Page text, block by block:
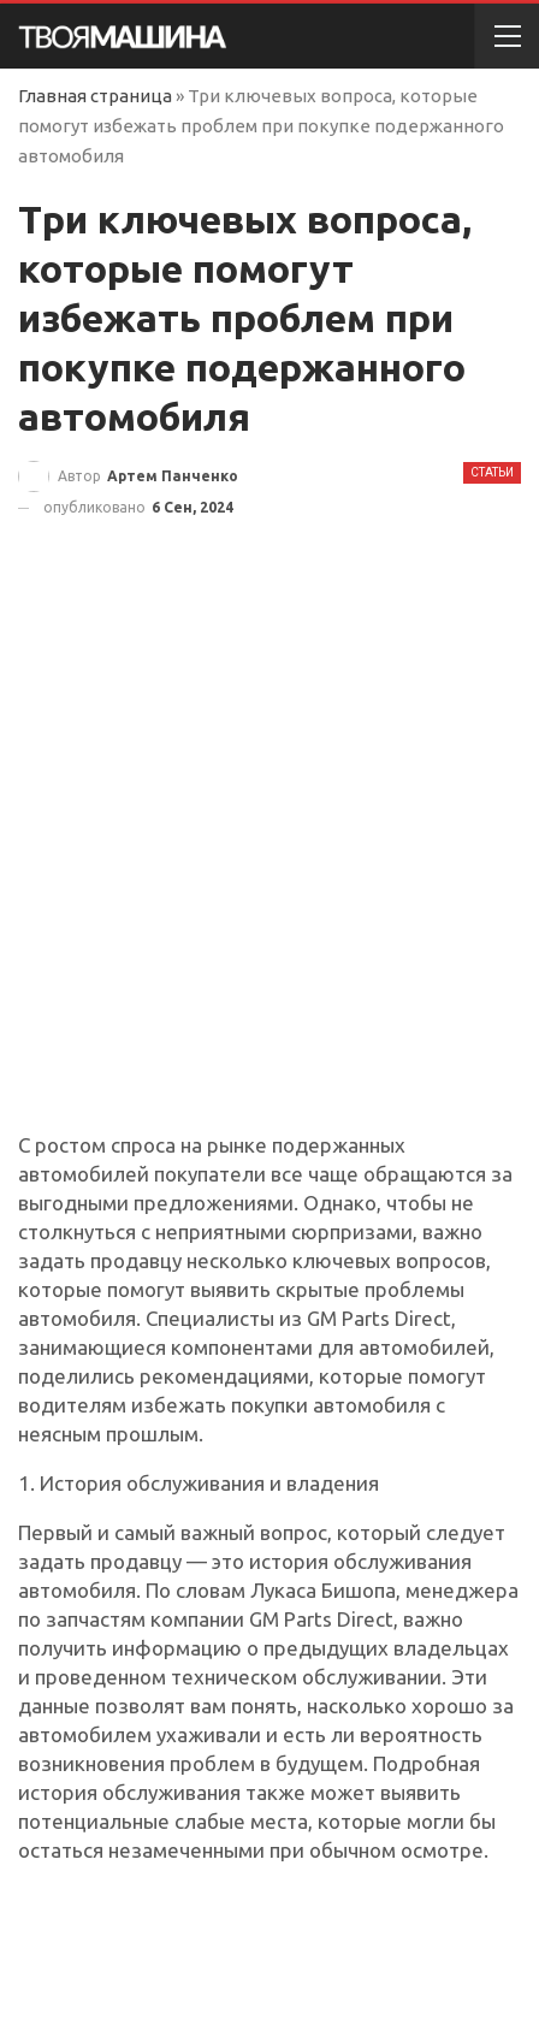
Главная страница » Три ключевых вопроса, которые
помогут избежать проблем при покупке подержанного
автомобиля
Три ключевых вопроса,
которые помогут
избежать проблем при
покупке подержанного
автомобиля
СТАТЬИ
Автор Артем Панченко
опубликовано 6 Сен, 2024
С ростом спроса на рынке подержанных
автомобилей покупатели все чаще обращаются за
выгодными предложениями. Однако, чтобы не
столкнуться с неприятными сюрпризами, важно
задать продавцу несколько ключевых вопросов,
которые помогут выявить скрытые проблемы
автомобиля. Специалисты из GM Parts Direct,
занимающиеся компонентами для автомобилей,
поделились рекомендациями, которые помогут
водителям избежать покупки автомобиля с
неясным прошлым.
1. История обслуживания и владения
Первый и самый важный вопрос, который следует
задать продавцу — это история обслуживания
автомобиля. По словам Лукаса Бишопа, менеджера
по запчастям компании GM Parts Direct, важно
получить информацию о предыдущих владельцах
и проведенном техническом обслуживании. Эти
данные позволят вам понять, насколько хорошо за
автомобилем ухаживали и есть ли вероятность
возникновения проблем в будущем. Подробная
история обслуживания также может выявить
потенциальные слабые места, которые могли бы
остаться незамеченными при обычном осмотре.